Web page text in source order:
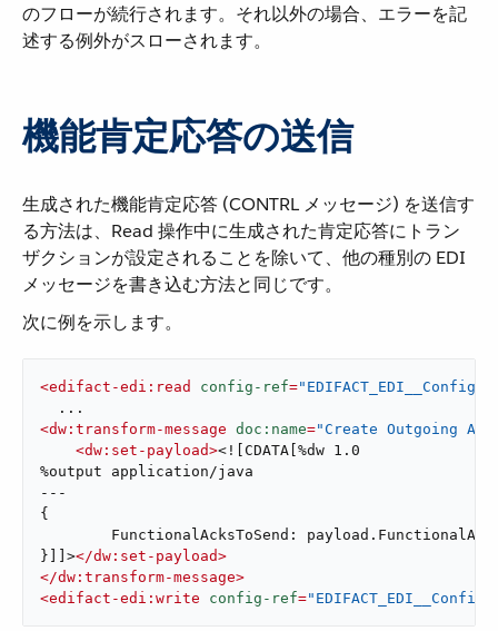
のフローが続行されます。それ以外の場合、エラーを記
述する例外がスローされます。
機能肯定応答の送信
生成された機能肯定応答 (CONTRL メッセージ) を送信す
る方法は、Read 操作中に生成された肯定応答にトラン
ザクションが設定されることを除いて、他の種別の EDI
メッセージを書き込む方法と同じです。
次に例を示します。
<edifact-edi:read config-ref=
<dw:transform-message doc:name="Create Outgoing
<dw:set-payload><![CDATA[%dw 1.0
%output application/java
---
{
}]]></dw:set-payload>
</dw:transform-message>
<edifact-edi:write config-ref=